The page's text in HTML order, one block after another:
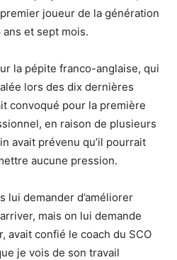
joueur de la génération
ans et sept mois.
la pépite franco-anglaise, qui
lors des dix dernières
convoqué pour la première
en raison de plusieurs
avait prévenu qu’il pourrait
aucune pression.
lui demander d’améliorer
mais on lui demande
avait confié le coach du SCO
je vois de son travail